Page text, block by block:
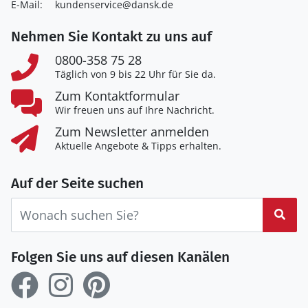
E-Mail:
kundenservice@dansk.de
Nehmen Sie Kontakt zu uns auf
0800-358 75 28
Täglich von 9 bis 22 Uhr für Sie da.
Zum Kontaktformular
Wir freuen uns auf Ihre Nachricht.
Zum Newsletter anmelden
Aktuelle Angebote & Tipps erhalten.
Auf der Seite suchen
Folgen Sie uns auf diesen Kanälen